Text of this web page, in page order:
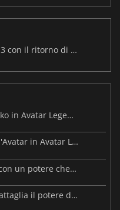
Street Fighter 6 conclude l'Anno 3 con il ritorno di Ingrid
Scatena il potere del fuoco di Zuko in Avatar Legends: The Fighting Game
Korra scatena tutto il potere dell'Avatar in Avatar Legends
Avatar Legends: Kyoshi domina con un potere che fa tremare la terra
Avatar Legends: Toph porta in battaglia il potere della manipolazione della terra